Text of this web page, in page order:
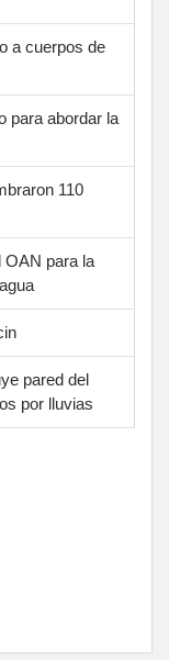
a cuerpos de
para abordar la
110
OAN para la
pared del
por lluvias